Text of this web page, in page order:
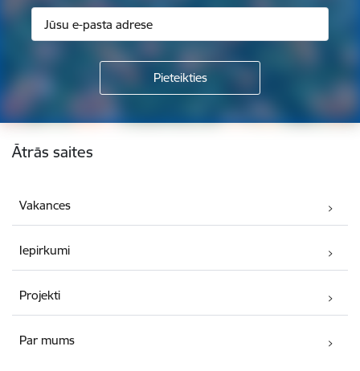
Kājene
Ātrās saites
Vakances
Iepirkumi
Projekti
Par mums